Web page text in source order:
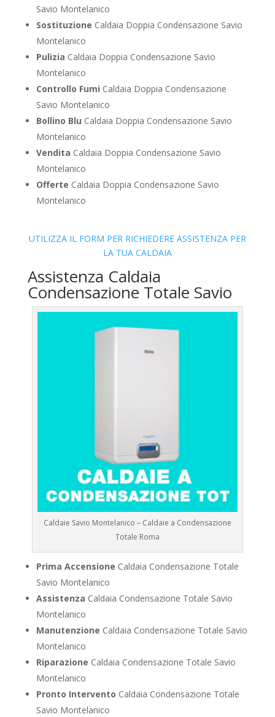
Savio Montelanico
Sostituzione Caldaia Doppia Condensazione Savio
Montelanico
Pulizia Caldaia Doppia Condensazione Savio
Montelanico
Controllo Fumi Caldaia Doppia Condensazione
Savio Montelanico
Bollino Blu Caldaia Doppia Condensazione Savio
Montelanico
Vendita Caldaia Doppia Condensazione Savio
Montelanico
Offerte Caldaia Doppia Condensazione Savio
Montelanico
UTILIZZA IL FORM PER RICHIEDERE ASSISTENZA PER
LA TUA CALDAIA
Assistenza Caldaia
Condensazione Totale Savio
Caldaie Savio Montelanico – Caldaie a Condensazione
Totale Roma
Prima Accensione Caldaia Condensazione Totale
Savio Montelanico
Assistenza Caldaia Condensazione Totale Savio
Montelanico
Manutenzione Caldaia Condensazione Totale Savio
Montelanico
Riparazione Caldaia Condensazione Totale Savio
Montelanico
Pronto Intervento Caldaia Condensazione Totale
Savio Montelanico